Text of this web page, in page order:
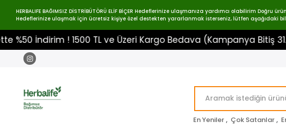
HERBALIFE BAĞIMSIZ DİSTRİBÜTÖRÜ ELİF BİÇER Hedeflerinize ulaşmanıza yardımcı olabilirim
Hedeflerinize ulaşmak için ücretsiz kişiye özel destekten yararlanmak isterseniz, lütfen aşağıdaki
! 1500 TL ve Üzeri Kargo Bedava (Kampanya Bitiş 31.08.2026)
En Yeniler , Çok Satanlar ,